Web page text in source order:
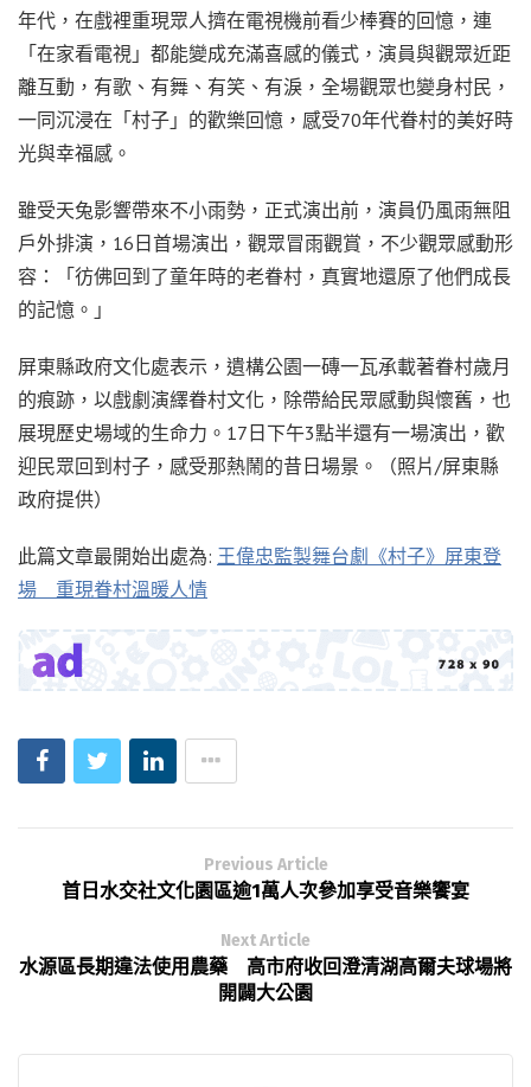
年代，在戲裡重現眾人擠在電視機前看少棒賽的回憶，連
「在家看電視」都能變成充滿喜感的儀式，演員與觀眾近距
離互動，有歌、有舞、有笑、有淚，全場觀眾也變身村民，
一同沉浸在「村子」的歡樂回憶，感受70年代眷村的美好時
光與幸福感。
雖受天兔影響帶來不小雨勢，正式演出前，演員仍風雨無阻
戶外排演，16日首場演出，觀眾冒雨觀賞，不少觀眾感動形
容：「彷佛回到了童年時的老眷村，真實地還原了他們成長
的記憶。」
屏東縣政府文化處表示，遺構公園一磚一瓦承載著眷村歲月
的痕跡，以戲劇演繹眷村文化，除帶給民眾感動與懷舊，也
展現歷史場域的生命力。17日下午3點半還有一場演出，歡
迎民眾回到村子，感受那熱鬧的昔日場景。（照片/屏東縣
政府提供）
此篇文章最開始出處為: 王偉忠監製舞台劇《村子》屏東登
場 重現眷村溫暖人情
Previous Article
首日水交社文化園區逾1萬人次參加享受音樂饗宴
Next Article
水源區長期違法使用農藥 高市府收回澄清湖高爾夫球場將
開闢大公園